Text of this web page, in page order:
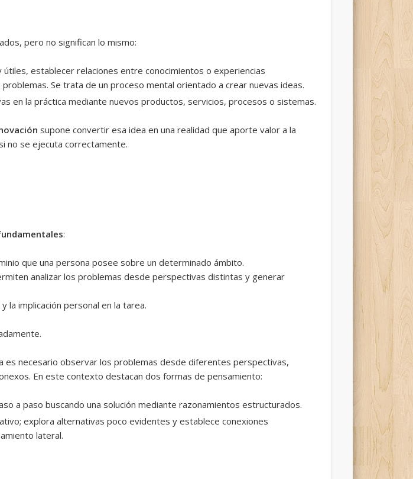
pero no significan lo mismo:
establecer relaciones entre conocimientos o experiencias
Se trata de un proceso mental orientado a crear nuevas ideas.
en la práctica mediante nuevos productos, servicios, procesos o sistemas.
supone convertir esa idea en una realidad que aporte valor a la
no se ejecuta correctamente.
:
que una persona posee sobre un determinado ámbito.
analizar los problemas desde perspectivas distintas y generar
la implicación personal en la tarea.
es necesario observar los problemas desde diferentes perspectivas,
En este contexto destacan dos formas de pensamiento:
a paso buscando una solución mediante razonamientos estructurados.
explora alternativas poco evidentes y establece conexiones
lateral.